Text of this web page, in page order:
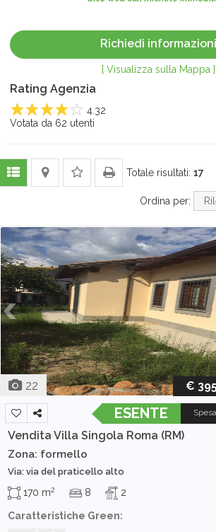
Richiedi informazioni
[ Visualizza sulla Mappa ]
Rating Agenzia
5
4
3
2
1
4.32
Votata da 62 utenti
Totale risultati: 17
Ordina per:
22 €
ESENTE
Vendita Villa Singola Roma (RM)
Zona: formello
Via: via del praticello alto
170 m2 8 2
Caratteristiche Green: